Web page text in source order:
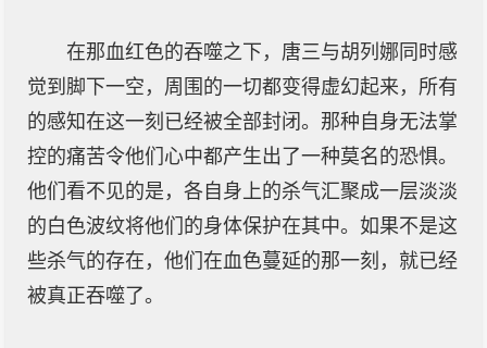
在那血红色的吞噬之下，唐三与胡列娜同时感
觉到脚下一空，周围的一切都变得虚幻起来，所有
的感知在这一刻已经被全部封闭。那种自身无法掌
控的痛苦令他们心中都产生出了一种莫名的恐惧。
他们看不见的是，各自身上的杀气汇聚成一层淡淡
的白色波纹将他们的身体保护在其中。如果不是这
些杀气的存在，他们在血色蔓延的那一刻，就已经
被真正吞噬了。